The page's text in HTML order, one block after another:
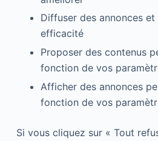
Diffuser des annonces et
efficacité
Proposer des contenus
fonction de vos
Afficher des annonces
fonction de vos
Si vous cliquez sur « Tout